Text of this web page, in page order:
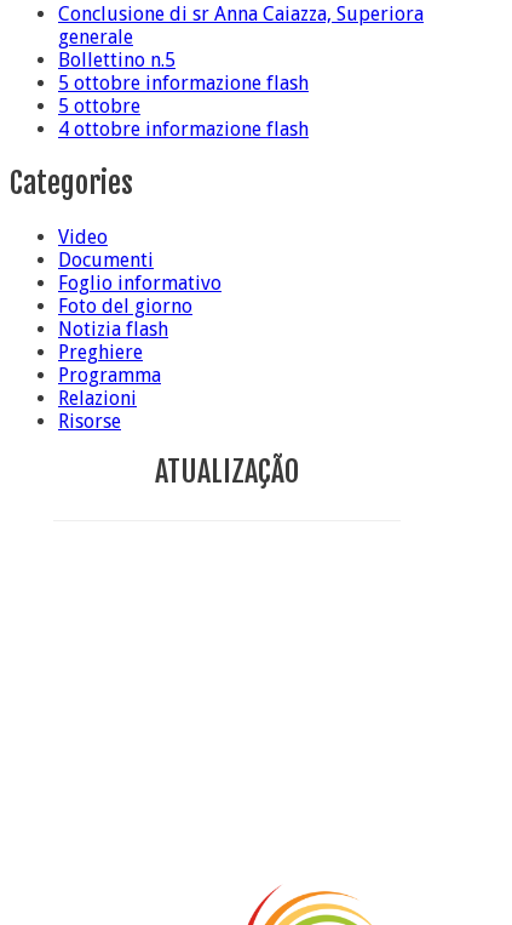
Conclusione di sr Anna Caiazza, Superiora
generale
Bollettino n.5
5 ottobre informazione flash
5 ottobre
4 ottobre informazione flash
Categories
Video
Documenti
Foglio informativo
Foto del giorno
Notizia flash
Preghiere
Programma
Relazioni
Risorse
ATUALIZAÇÃO